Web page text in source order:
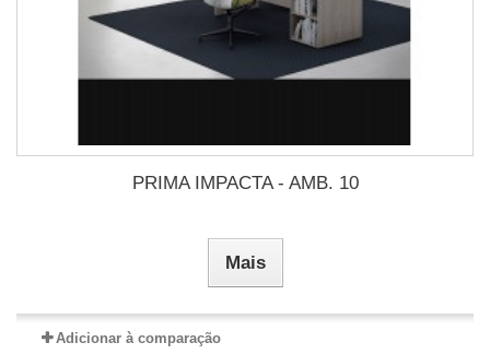
PRIMA IMPACTA - AMB. 10
Mais
Adicionar à comparação